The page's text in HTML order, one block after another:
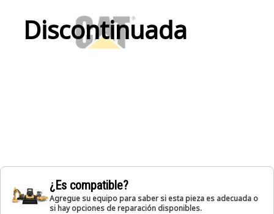
Discontinuada
¿Es compatible?
Agregue su equipo para saber si esta pieza es adecuada o
si hay opciones de reparación disponibles.